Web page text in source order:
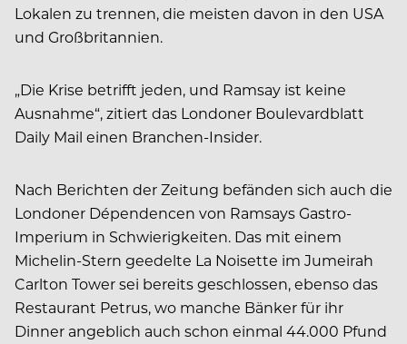
Lokalen zu trennen, die meisten davon in den USA
und Großbritannien.
„Die Krise betrifft jeden, und Ramsay ist keine
Ausnahme“, zitiert das Londoner Boulevardblatt
Daily Mail einen Branchen-Insider.
Nach Berichten der Zeitung befänden sich auch die
Londoner Dépendencen von Ramsays Gastro-
Imperium in Schwierigkeiten. Das mit einem
Michelin-Stern geedelte La Noisette im Jumeirah
Carlton Tower sei bereits geschlossen, ebenso das
Restaurant Petrus, wo manche Bänker für ihr
Dinner angeblich auch schon einmal 44.000 Pfund